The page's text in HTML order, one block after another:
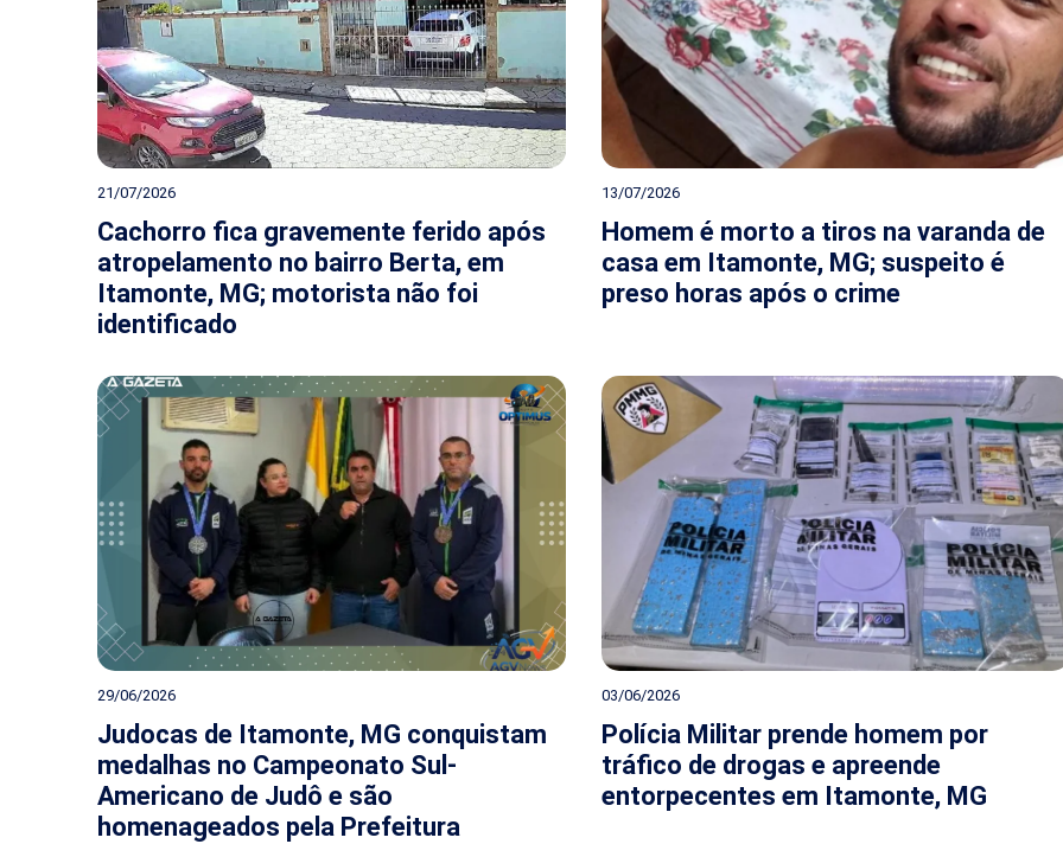
21/07/2026
Cachorro fica gravemente ferido após
atropelamento no bairro Berta, em
Itamonte, MG; motorista não foi
identificado
13/07/2026
Homem é morto a tiros na varanda de
casa em Itamonte, MG; suspeito é
preso horas após o crime
29/06/2026
Judocas de Itamonte, MG conquistam
medalhas no Campeonato Sul-
Americano de Judô e são
homenageados pela Prefeitura
03/06/2026
Polícia Militar prende homem por
tráfico de drogas e apreende
entorpecentes em Itamonte, MG